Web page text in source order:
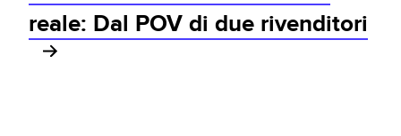
reale: Dal POV di due rivenditori